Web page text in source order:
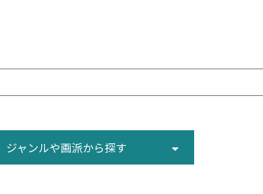
ジャンルや画派から探す